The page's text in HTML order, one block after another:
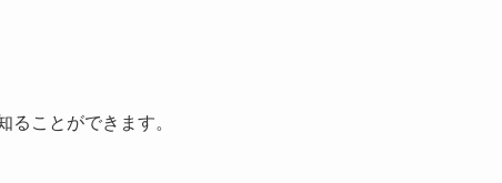
ることができます。